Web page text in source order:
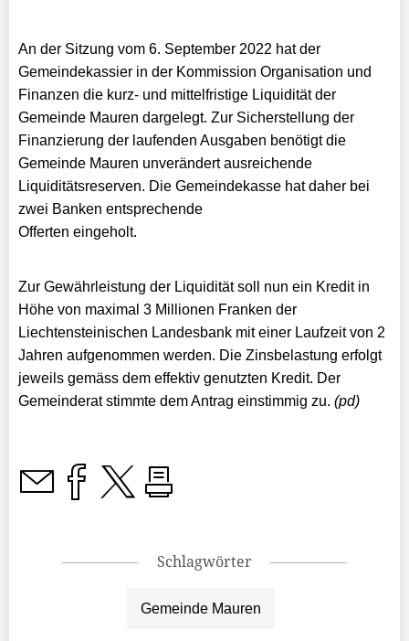
An der Sitzung vom 6. September 2022 hat der
Gemeindekassier in der Kommission Organisation und
Finanzen die kurz- und mittelfristige Liquidität der
Gemeinde Mauren dargelegt. Zur Sicherstellung der
Finanzierung der laufenden Ausgaben benötigt die
Gemeinde Mauren unverändert ausreichende
Liquiditätsreserven. Die Gemeindekasse hat daher bei
zwei Banken entsprechende
Offerten eingeholt.
Zur Gewährleistung der Liquidität soll nun ein Kredit in
Höhe von maximal 3 Millionen Franken der
Liechtensteinischen Landesbank mit einer Laufzeit von 2
Jahren aufgenommen werden. Die Zinsbelastung erfolgt
jeweils gemäss dem effektiv genutzten Kredit. Der
Gemeinderat stimmte dem Antrag einstimmig zu. (pd)
Schlagwörter
Gemeinde Mauren